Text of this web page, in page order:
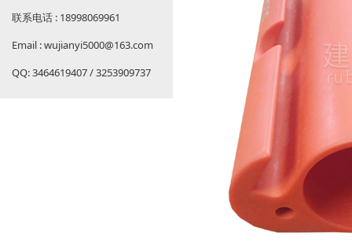
联系电话 : 18998069961
Email : wujianyi5000@163.com
QQ: 3464619407 / 3253909737